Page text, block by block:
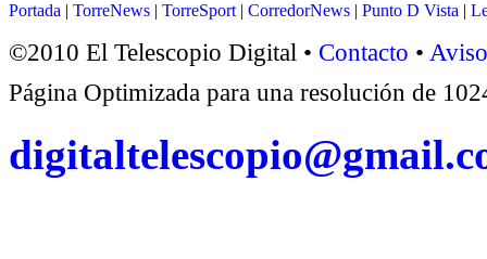
Portada | TorreNews | TorreSport | CorredorNews | Punto D Vista |
©2010 El Telescopio Digital • Contacto •
Página Optimizada para una resolución de